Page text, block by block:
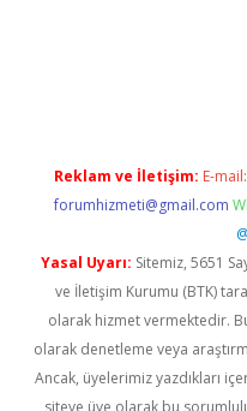
Reklam ve İletişim: E-mail:
forumhizmeti@gmail.com
Yasal Uyarı: Sitemiz, 5651
ve İletişim Kurumu (BTK)
olarak hizmet vermektedir.
olarak denetleme veya
Ancak, üyelerimiz yazdıkları
siteye üye olarak bu